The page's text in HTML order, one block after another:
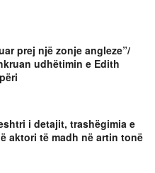
prej një zonje angleze”/
udhëtimin e Edith
i detajit, trashëgimia e
aktori të madh në artin tonë